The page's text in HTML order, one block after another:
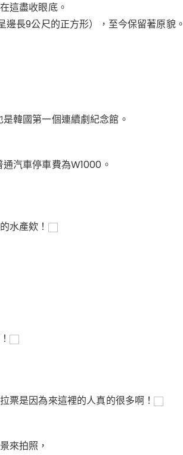
這盡收眼底。
長9公尺的正方形），至今保留著原貌。
韓國第一個連續劇紀念館。
汽車停車費為W1000。
水產欸！
票是因為來這裡的人真的很多啊！
來拍照，